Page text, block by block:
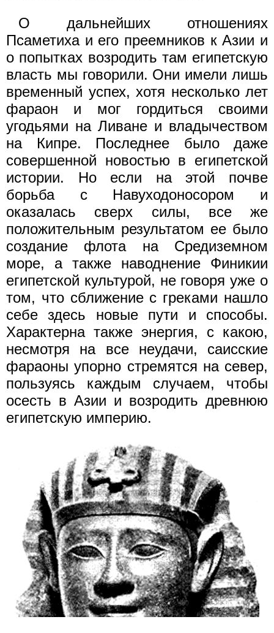
О дальнейших отношениях
Псаметиха и его преемников к Азии и
о попытках возродить там египетскую
власть мы говорили. Они имели лишь
временный успех, хотя несколько лет
фараон и мог гордиться своими
угодьями на Ливане и владычеством
на Кипре. Последнее было даже
совершенной новостью в египетской
истории. Но если на этой почве
борьба с Навуходоносором и
оказалась сверх силы, все же
положительным результатом ее было
создание флота на Средиземном
море, а также наводнение Финикии
египетской культурой, не говоря уже о
том, что сближение с греками нашло
себе здесь новые пути и способы.
Характерна также энергия, с какою,
несмотря на все неудачи, саисские
фараоны упорно стремятся на север,
пользуясь каждым случаем, чтобы
осесть в Азии и возродить древнюю
египетскую империю.